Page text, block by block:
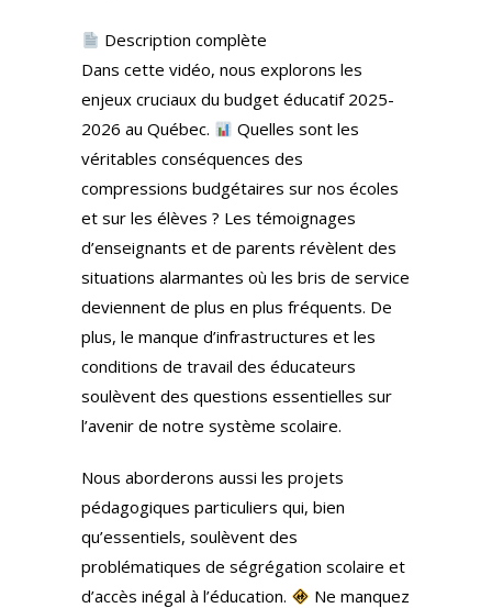
Description complète
Dans cette vidéo, nous explorons les
enjeux cruciaux du budget éducatif 2025-
2026 au Québec.
Quelles sont les
véritables conséquences des
compressions budgétaires sur nos écoles
et sur les élèves ? Les témoignages
d’enseignants et de parents révèlent des
situations alarmantes où les bris de service
deviennent de plus en plus fréquents. De
plus, le manque d’infrastructures et les
conditions de travail des éducateurs
soulèvent des questions essentielles sur
l’avenir de notre système scolaire.
Nous aborderons aussi les projets
pédagogiques particuliers qui, bien
qu’essentiels, soulèvent des
problématiques de ségrégation scolaire et
d’accès inégal à l’éducation.
Ne manquez